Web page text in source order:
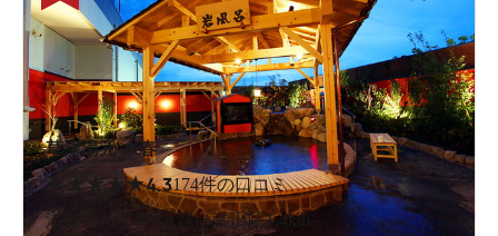
草津湯元 水春
★ ★★★★4.3174件の口コミ
滋賀県 / 草津 (滋賀) / 瀬田駅1.4km